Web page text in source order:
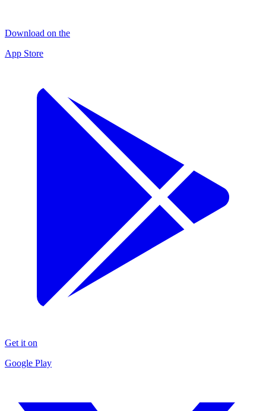
Download on the
App Store
Get it on
Google Play